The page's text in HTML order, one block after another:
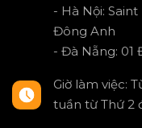
- Hà Nội:
Đông Anh
- Đà Nẵng: 01
Giờ làm việc:
tuần từ Thứ 2